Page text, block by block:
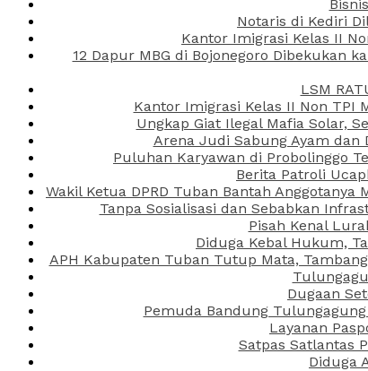
Notaris di Kediri
Kantor Imigrasi Kelas II
12 Dapur MBG di Bojonegoro Dibekukan
LSM
Kantor Imigrasi Kelas II Non TPI
Ungkap Giat Ilegal Mafia Solar,
Arena Judi Sabung Ayam dan
Puluhan Karyawan di Probolinggo
Berita Patroli
Wakil Ketua DPRD Tuban Bantah
Tanpa Sosialisasi dan Sebabkan
Pisah Kenal
Diduga Kebal Hukum,
APH Kabupaten Tuban Tutup Mata,
Dugaan
Pemuda Bandung
Layanan
Satpas Satlantas
Diduga